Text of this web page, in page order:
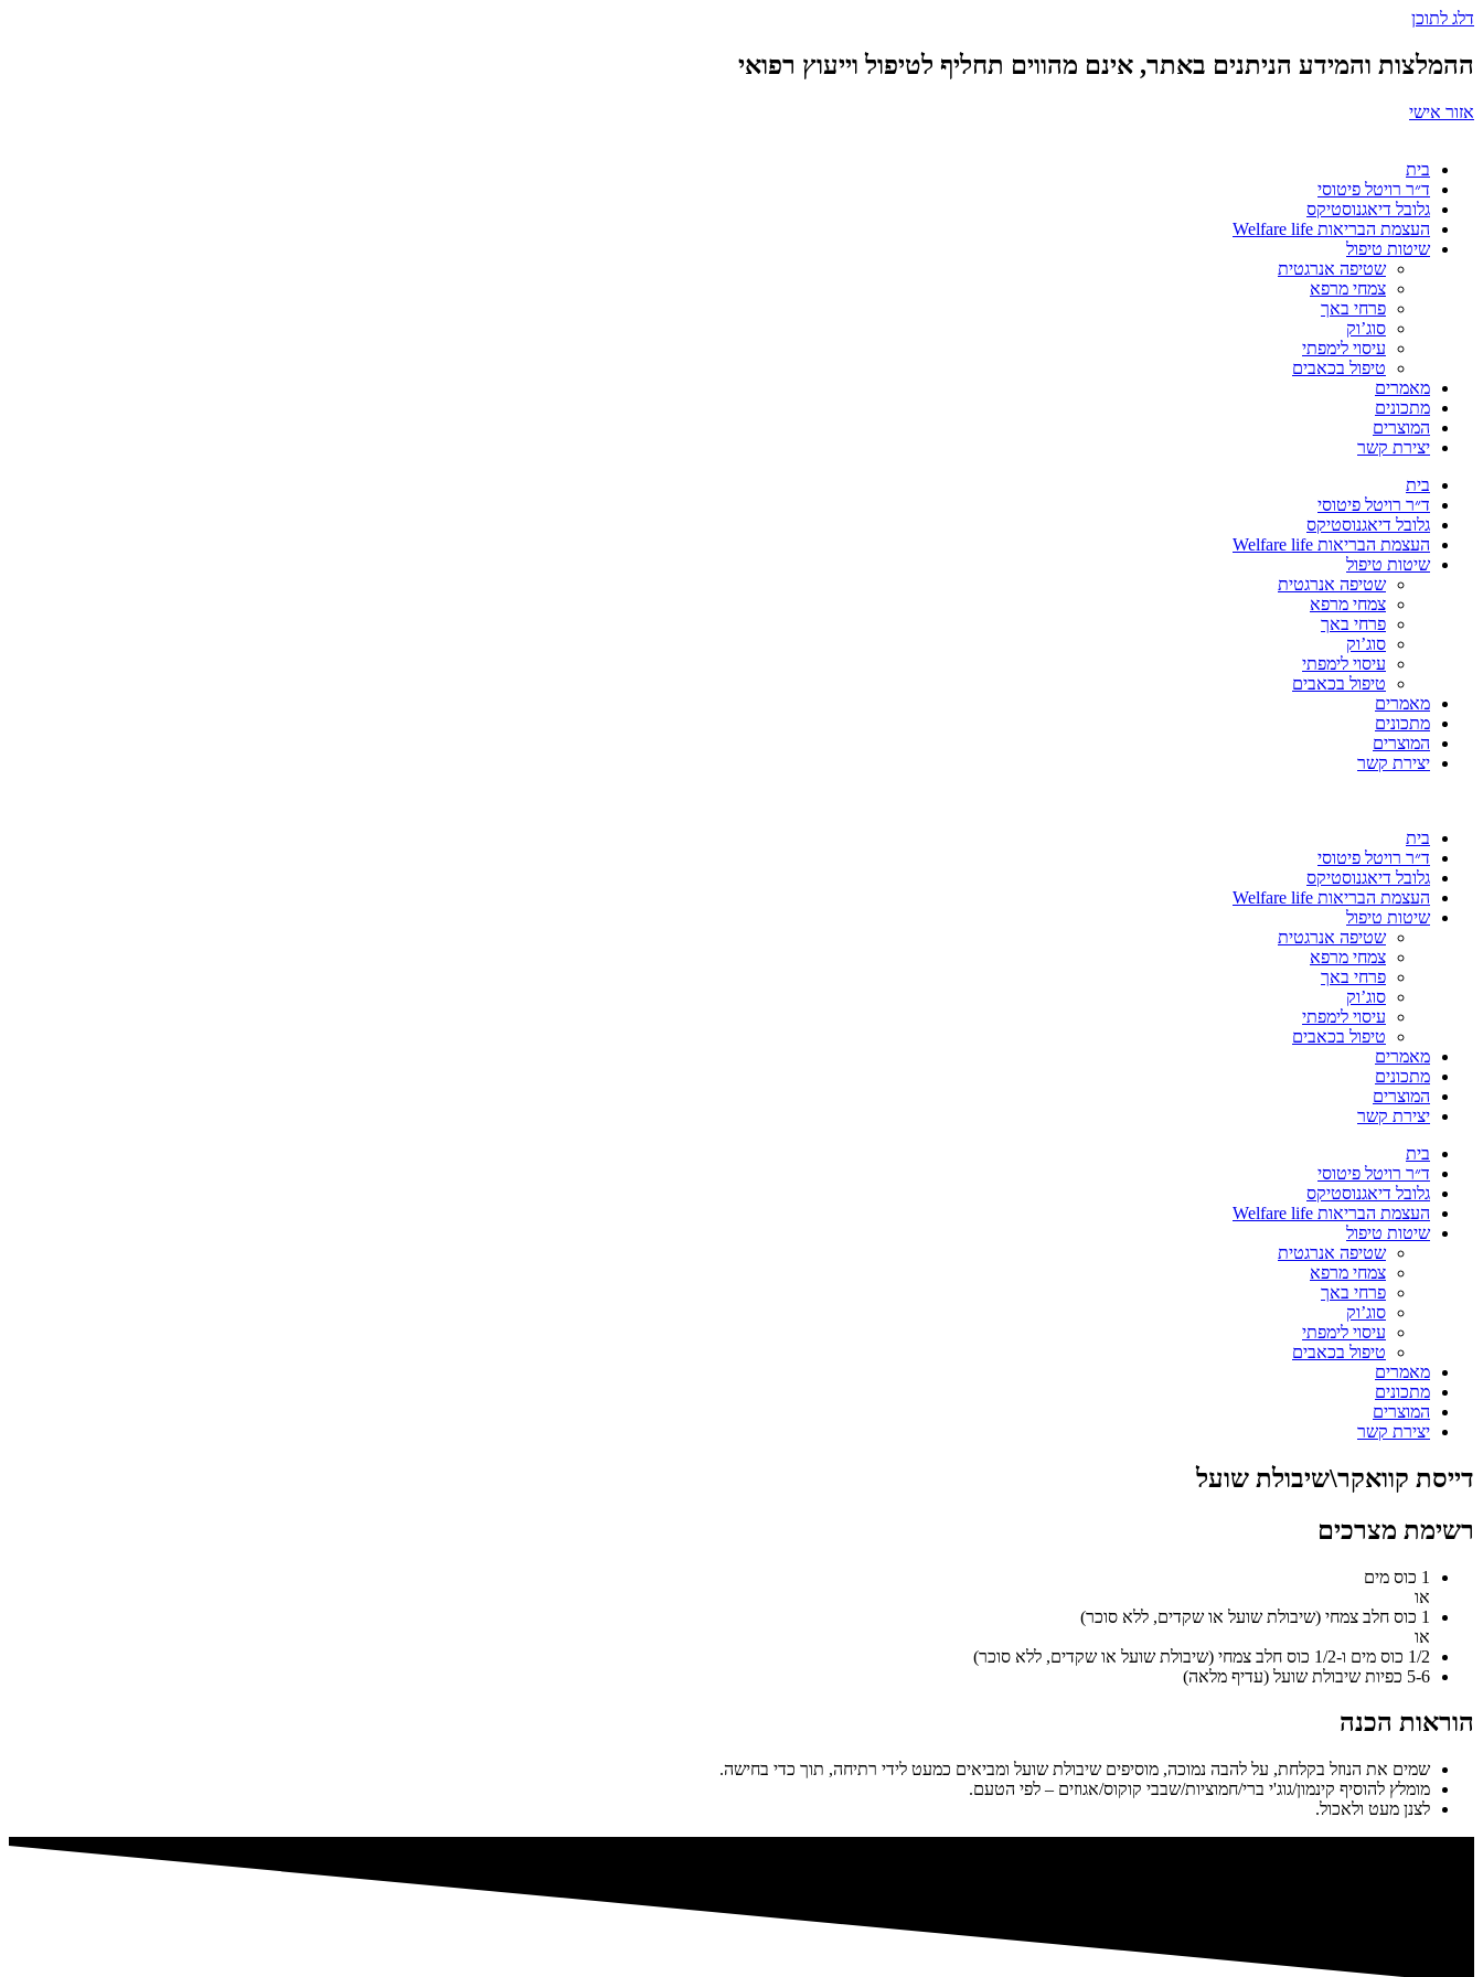
דלג לתוכן
ההמלצות והמידע הניתנים באתר, אינם מהווים תחליף לטיפול וייעוץ רפואי
אזור אישי
בית
ד״ר רויטל פיטוסי
גלובל דיאגנוסטיקס
העצמת הבריאות Welfare life
שיטות טיפול
שטיפה אנרגטית
צמחי מרפא
פרחי באך
סוג’וק
עיסוי לימפתי
טיפול בכאבים
מאמרים
מתכונים
המוצרים
יצירת קשר
בית
ד״ר רויטל פיטוסי
גלובל דיאגנוסטיקס
העצמת הבריאות Welfare life
שיטות טיפול
שטיפה אנרגטית
צמחי מרפא
פרחי באך
סוג’וק
עיסוי לימפתי
טיפול בכאבים
מאמרים
מתכונים
המוצרים
יצירת קשר
בית
ד״ר רויטל פיטוסי
גלובל דיאגנוסטיקס
העצמת הבריאות Welfare life
שיטות טיפול
שטיפה אנרגטית
צמחי מרפא
פרחי באך
סוג’וק
עיסוי לימפתי
טיפול בכאבים
מאמרים
מתכונים
המוצרים
יצירת קשר
בית
ד״ר רויטל פיטוסי
גלובל דיאגנוסטיקס
העצמת הבריאות Welfare life
שיטות טיפול
שטיפה אנרגטית
צמחי מרפא
פרחי באך
סוג’וק
עיסוי לימפתי
טיפול בכאבים
מאמרים
מתכונים
המוצרים
יצירת קשר
דייסת קוואקר\שיבולת שועל
רשימת מצרכים
1 כוס מים
או
1 כוס חלב צמחי (שיבולת שועל או שקדים, ללא סוכר)
או
1/2 כוס מים ו-1/2 כוס חלב צמחי (שיבולת שועל או שקדים, ללא סוכר)
5-6 כפיות שיבולת שועל (עדיף מלאה)
הוראות הכנה
שמים את הנוזל בקלחת, על להבה נמוכה, מוסיפים שיבולת שועל ומביאים כמעט לידי רתיחה, תוך כדי בחישה.
מומלץ להוסיף קינמון/גוג'י ברי/חמוציות/שבבי קוקוס/אגוזים – לפי הטעם.
לצנן מעט ולאכול.